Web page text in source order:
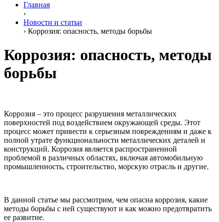
Главная
›
Новости и статьи
› Коррозия: опасность, методы борьбы
Коррозия: опасность, методы
борьбы
Коррозия – это процесс разрушения металлических
поверхностей под воздействием окружающей среды. Этот
процесс может привести к серьезным повреждениям и даже к
полной утрате функциональности металлических деталей и
конструкций. Коррозия является распространенной
проблемой в различных областях, включая автомобильную
промышленность, строительство, морскую отрасль и другие.
В данной статье мы рассмотрим, чем опасна коррозия, какие
методы борьбы с ней существуют и как можно предотвратить
ее развитие.